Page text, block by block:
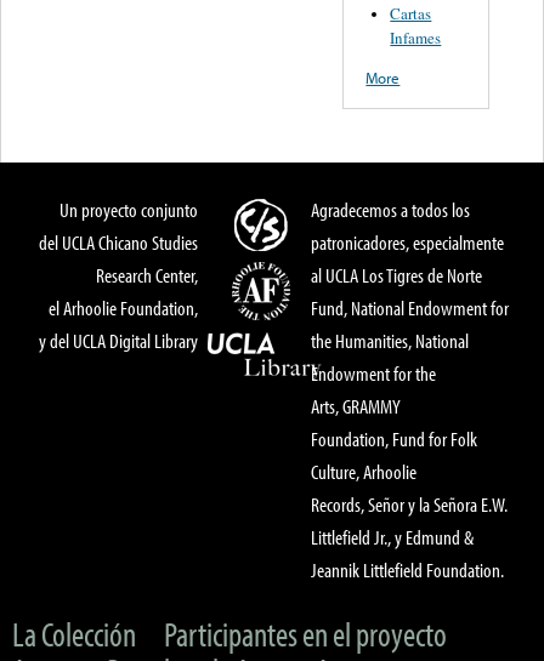
Cartas
Infames
More
Un proyecto conjunto
del UCLA Chicano Studies
Research Center,
el Arhoolie Foundation,
y del UCLA Digital Library
Agradecemos a todos los
patronicadores, especialmente
al UCLA Los Tigres de Norte
Fund, National Endowment for
the Humanities, National
Endowment for the
Arts, GRAMMY
Foundation, Fund for Folk
Culture, Arhoolie
Records, Señor y la Señora E.W.
Littlefield Jr., y Edmund &
Jeannik Littlefield Foundation.
La Colección
Participantes en el proyecto